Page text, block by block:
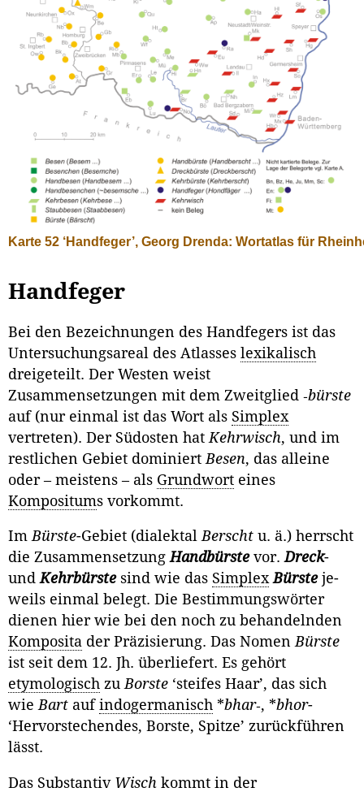
Karte 52 ‘Handfeger’, Georg Drenda: Wortatlas für
Handfeger
Bei den Bezeichnungen des Handfegers ist das
Untersuchungsareal des At­lasses lexikalisch
dreigeteilt. Der Westen weist
Zusammensetzungen mit dem Zweitglied ‑bürste
auf (nur einmal ist das Wort als Simplex
vertreten). Der Südosten hat Kehrwisch, und im
restlichen Gebiet dominiert Besen, das alleine
oder – meistens – als Grundwort eines
Kompositums vorkommt.
ImBürste-Gebiet (dialektalBerscht u. ä.) herrscht
die ZusammensetzungHandbürstevor.Dreck-
undKehrbürstesind wie das Simplex Bürsteje­
weils einmal belegt. Die Bestimmungswörter
dienen hier wie bei den noch zu behandelnden
Komposita der Präzisierung. Das NomenBürste
ist seit dem 12. Jh. überliefert. Es gehört
etymologisch zuBorste ‘steifes Haar’, das sich
wieBart auf indogermanisch *bhar‑, *bhor-
‘Hervorstechendes, Borste, Spitze’ zu­rückführen
lässt.
Das Substantiv Wisch kommt in der